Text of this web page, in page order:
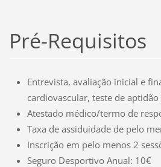
Pré-Requisitos
Entrevista, avaliação inicial e
cardiovascular, teste de
Atestado médico/termo de
Taxa de assiduidade de pelo
Inscrição em pelo menos 2
Seguro Desportivo Anual: 10€